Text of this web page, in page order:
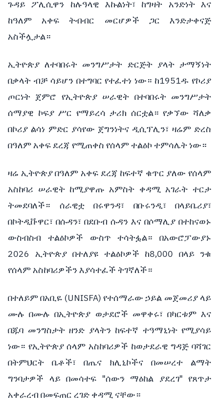
ጉዳይ ፖሊሲዋን ከሉዓላዊ እኩልነት፣ ከግዛት አንድነት እና
ከዓለም አቀፍ ትብብር መርሆዎች ጋር እንድታቀናጅ
አስችሏታል።
ኢትዮጵያ ለተባበሩት መንግሥታት ድርጅት ያላት ታማኝነት
በቃላት ብቻ ሳይሆን በተግባር የተፈተነ ነው። ከ1951ዱ የኮሪያ
ጦርነት ጀምሮ የኢትዮጵያ ሠራዊት በተባበሩት መንግሥታት
ሰማያዊ ኮፍያ ሥር የማይረሳ ታሪክ ሰርቷል። የቃኘው ሻለቃ
በኮሪያ ልሳነ ምድር ያሳየው ጀግንነትና ዲሲፕሊን፣ ዛሬም ድረስ
በዓለም አቀፍ ደረጃ የሚጠቀስ የሰላም ተልዕኮ ተምሳሌት ነው።
ዛሬ ኢትዮጵያ በዓለም አቀፍ ደረጃ ከፍተኛ ቁጥር ያለው የሰላም
አስከባሪ ሠራዊት ከሚያዋጡ አምስት ቀዳሚ አገራት ተርታ
ትመደባለች። ሰራዊቷ በሩዋንዳ፣ በቡሩንዲ፣ በላይቤሪያ፣
በኮትዲቩዋር፣ በሱዳን፣ በደቡብ ሱዳን እና በሶማሊያ በተከናወኑ
ውስብስብ ተልዕኮዎች ውስጥ ተሳትፏል። በአውሮፓውያኑ
2026 ኢትዮጵያ በተለያዩ ተልዕኮዎች ከ8,000 በላይ ንቁ
የሰላም አስከባሪዎችን እያሳተፈች ትገኛለች።
በተለይም በአቢዬ (UNISFA) የተሰማራው ኃይል መጀመሪያ ላይ
ሙሉ በሙሉ በኢትዮጵያ ወታደሮች መዋቀሩ፣ በካርቱም እና
በጁባ መንግስታት ዘንድ ያላትን ከፍተኛ ተዓማኒነት የሚያሳይ
ነው። የኢትዮጵያ ሰላም አስከባሪዎች ከወታደራዊ ግዳጅ ባሻገር
በትምህርት ቤቶች፣ በጤና ክሊኒኮችና በመሠረተ ልማት
ግንባታዎች ላይ በመሳተፍ "ሰውን ማዕከል ያደረገ" የጸጥታ
አቀራረብ በመፍጠር ረገድ ቀዳሚ ናቸው።